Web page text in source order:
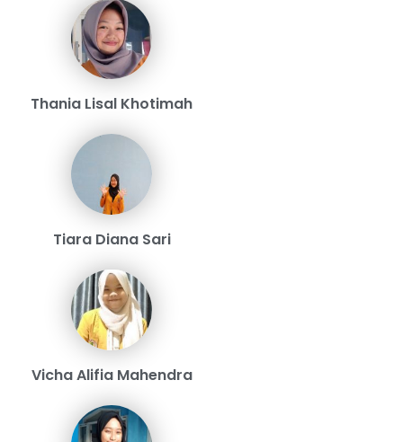
Thania Lisal Khotimah
Tiara Diana Sari
Vicha Alifia Mahendra